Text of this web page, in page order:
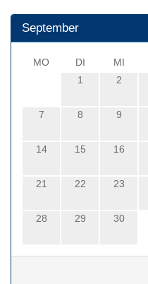
September
MO DI MI
1
2
7 8 9
14 15 16
21 22 23
28 29 30